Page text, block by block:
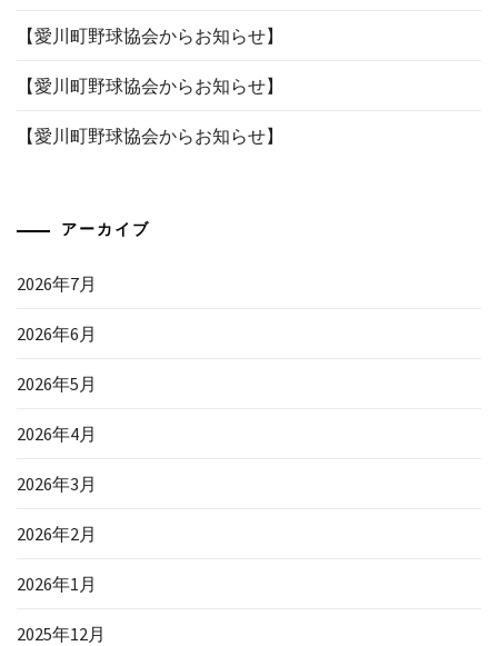
【愛川町野球協会からお知らせ】
【愛川町野球協会からお知らせ】
【愛川町野球協会からお知らせ】
アーカイブ
2026年7月
2026年6月
2026年5月
2026年4月
2026年3月
2026年2月
2026年1月
2025年12月